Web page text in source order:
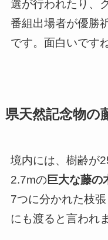
選が行われたり、
番組出場者が優勝
です。面白いです
県天然記念物の
境内には、樹齢が
2.7mの巨大な藤の
7つに分かれた枝
にも渡ると言われ